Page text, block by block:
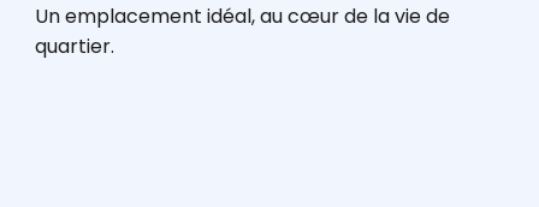
Un emplacement idéal, au cœur de la vie de
quartier.